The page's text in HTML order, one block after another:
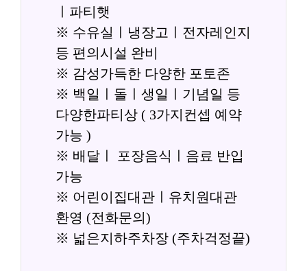
ㅣ파티햇
※ 수유실ㅣ냉장고ㅣ전자레인지
등 편의시설 완비
※ 감성가득한 다양한 포토존
※ 백일ㅣ돌ㅣ생일ㅣ기념일 등
다양한파티상 ( 3가지컨셉 예약
가능 )
※ 배달ㅣ 포장음식ㅣ음료 반입
가능
※ 어린이집대관ㅣ유치원대관
환영 (전화문의)
※ 넓은지하주차장 (주차걱정끝)